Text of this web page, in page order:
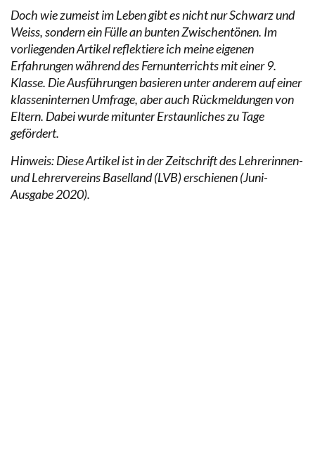
Doch wie zumeist im Leben gibt es nicht nur Schwarz und
Weiss, sondern ein Fülle an bunten Zwischentönen. Im
vorliegenden Artikel reflektiere ich meine eigenen
Erfahrungen während des Fernunterrichts mit einer 9.
Klasse. Die Ausführungen basieren unter anderem auf einer
klasseninternen Umfrage, aber auch Rückmeldungen von
Eltern. Dabei wurde mitunter Erstaunliches zu Tage
gefördert.
Hinweis: Diese Artikel ist in der Zeitschrift des Lehrerinnen-
und Lehrervereins Baselland (LVB) erschienen (Juni-
Ausgabe 2020).